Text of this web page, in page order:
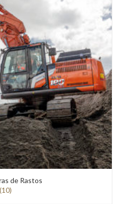
de Rastos
(10)